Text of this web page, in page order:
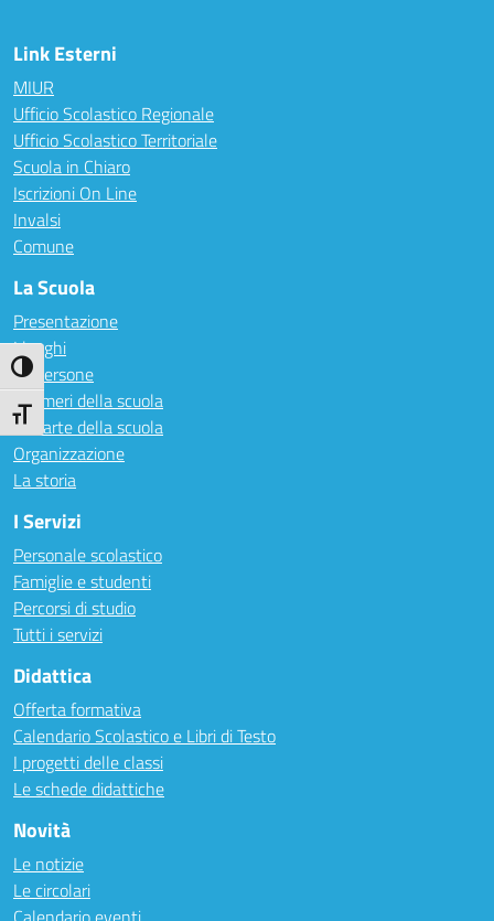
Attiva/disattiva alto contrasto
Attiva/disattiva dimensione testo
Link Esterni
MIUR
Ufficio Scolastico Regionale
Ufficio Scolastico Territoriale
Scuola in Chiaro
Iscrizioni On Line
Invalsi
Comune
La Scuola
Presentazione
I luoghi
Le persone
I numeri della scuola
Le carte della scuola
Organizzazione
La storia
I Servizi
Personale scolastico
Famiglie e studenti
Percorsi di studio
Tutti i servizi
Didattica
Offerta formativa
Calendario Scolastico e Libri di Testo
I progetti delle classi
Le schede didattiche
Novità
Le notizie
Le circolari